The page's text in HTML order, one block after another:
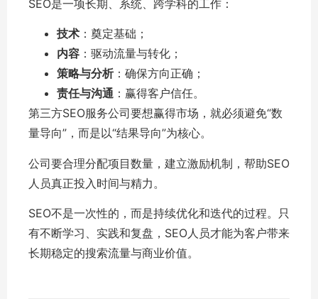
SEO是一项长期、系统、跨学科的工作：
技术 ：奠定基础；
内容 ：驱动流量与转化；
策略与分析：确保方向正确；
责任与沟通 ：赢得客户信任。
第三方SEO服务公司要想赢得市场，就必须避免“数
量导向”，而是以“结果导向”为核心。
公司要合理分配项目数量，建立激励机制，帮助SEO
人员真正投入时间与精力。
SEO不是一次性的，而是持续优化和迭代的过程。只
有不断学习、实践和复盘，SEO人员才能为客户带来
长期稳定的搜索流量与商业价值。